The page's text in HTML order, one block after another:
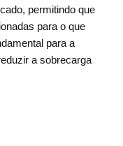
permitindo que
para o que
para a
a sobrecarga